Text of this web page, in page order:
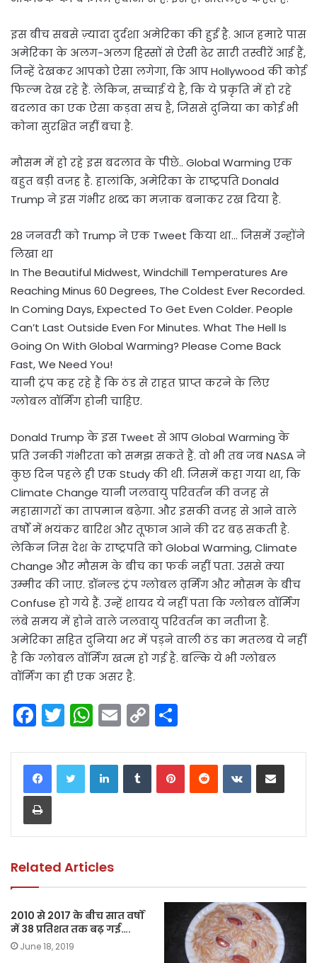
इस बीच सबसे ज़्यादा दुर्दशा अमेरिका की हुई है. आज हमारे पास
अमेरिका के अलग-अलग हिस्सों से ऐसी ढेर सारी तस्वीरें आई हैं,
जिन्हें देखकर आपको ऐसा लगेगा, कि आप Hollywood की कोई
फिल्म देख रहे हैं. लेकिन, सच्चाई ये है, कि ये प्रकृति में हो रहे
बदलाव का एक ऐसा कड़वा सच है, जिससे दुनिया का कोई भी
कोना सुरक्षित नहीं बचा है.
मौसम में हो रहे इस बदलाव के पीछे.. Global Warming एक
बहुत बड़ी वजह है. हालांकि, अमेरिका के राष्ट्रपति Donald
Trump ने इस गंभीर शब्द का मज़ाक बनाकर रख दिया है.
28 जनवरी को Trump ने एक Tweet किया था… जिसमें उन्होंने
लिखा था
In The Beautiful Midwest, Windchill Temperatures Are
Reaching Minus 60 Degrees, The Coldest Ever Recorded.
In Coming Days, Expected To Get Even Colder. People
Can’t Last Outside Even For Minutes. What The Hell Is
Going On With Global Warming? Please Come Back
Fast, We Need You!
यानी ट्रंप कह रहे हैं कि ठंड से राहत प्राप्त करने के लिए
ग्लोबल वॉर्मिंग होनी चाहिए.
Donald Trump के इस Tweet से आप Global Warming के
प्रति उनकी गंभीरता को समझ सकते हैं. वो भी तब जब NASA ने
कुछ दिन पहले ही एक Study की थी. जिसमें कहा गया था, कि
Climate Change यानी जलवायु परिवर्तन की वजह से
महासागरों का तापमान बढ़ेगा. और इसकी वजह से आने वाले
वर्षों में भयंकर बारिश और तूफान आने की दर बढ़ सकती है.
लेकिन जिस देश के राष्ट्रपति को Global Warming, Climate
Change और मौसम के बीच का फर्क नहीं पता. उससे क्या
उम्मीद की जाए. डॉनल्ड ट्रंप ग्लोबल व़र्मिंग और मौसम के बीच
Confuse हो गये हैं. उन्हें शायद ये नहीं पता कि ग्लोबल वॉर्मिंग
लंबे समय में होने वाले जलवायु परिवर्तन का नतीजा है.
अमेरिका सहित दुनिया भर में पड़ने वाली ठंड का मतलब ये नहीं
है कि ग्लोबल वॉर्मिंग खत्म हो गई है. बल्कि ये भी ग्लोबल
वॉर्मिंग का ही एक असर है.
F
c
e
b
o
k
T
itt
er
W
a
ts
p
E
ai
l
C
p
y
n
ar
e
LinkedInTumblrPinterestReddit VKontakteShare via Email
Print
Related Articles
2010 से 2017 के बीच सात वर्षों
में 38 प्रतिशत तक बढ़ गई….
June 18, 2019